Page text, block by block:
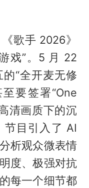
歌手 2026》
戏”。5 月 22
“全开麦无修
要签署“One
清画质下的沉
节目引入了 AI
析观众微表情
度、极强对抗
每一个细节都